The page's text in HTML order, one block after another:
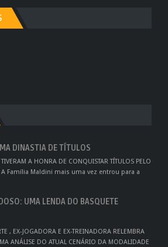
DINASTIA DE TÍTULOS
A HONRA DE CONQUISTAR TÍTULOS PELO
A Família Maldini mais uma vez entrou para a
UMA LENDA DO BASQUETE
, EX-JOGADORA E EX-TREINADORA RELEMBRA
ANÁLISE DO ATUAL CENÁRIO DA MODALIDADE